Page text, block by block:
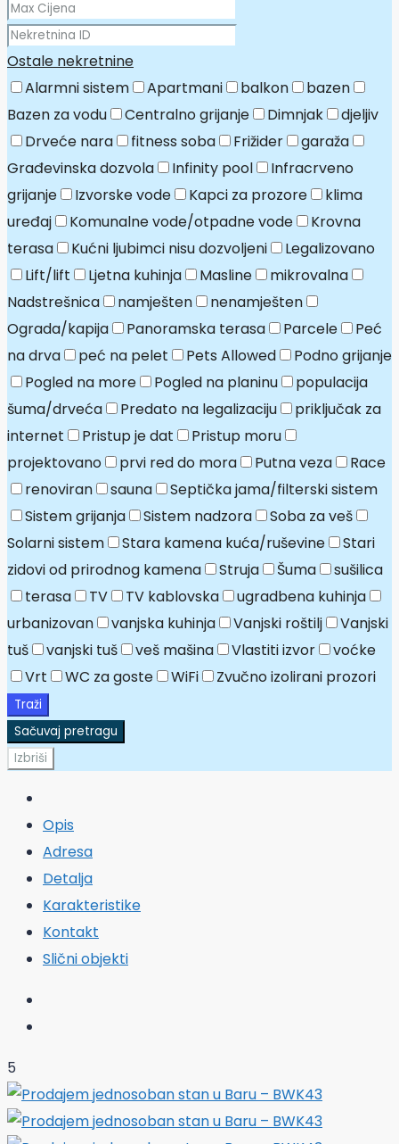
Ostale nekretnine
Alarmni sistem
Apartmani balkon
bazen
Bazen za vodu
Centralno grijanje Dimnjak
djeljiv
Drveće nara
fitness soba Frižider
garaža
Građevinska dozvola
Infinity pool
Infracrveno
grijanje
Izvorske vode Kapci za prozore
klima
uređaj
Komunalne vode/otpadne vode
Krovna
terasa
Kućni ljubimci nisu dozvoljeni
Legalizovano
Lift/lift
Ljetna kuhinja Masline
mikrovalna
Nadstrešnica
namješten
nenamješten
Ograda/kapija
Panoramska terasa Parcele
Peć
na drva
peć na pelet Pets Allowed
Podno grijanje
Pogled na more
Pogled na planinu
populacija
šuma/drveća
Predato na legalizaciju
priključak za
internet
Pristup je dat
Pristup moru
projektovano
prvi red do mora Putna veza
Race
renoviran
sauna
Septička jama/filterski sistem
Sistem grijanja
Sistem nadzora
Soba za veš
Solarni sistem
Stara kamena kuća/ruševine
Stari
zidovi od prirodnog kamena
Struja Šuma
sušilica
terasa
TV TV kablovska
ugradbena kuhinja
urbanizovan
vanjska kuhinja Vanjski roštilj
Vanjski
tuš
vanjski tuš veš mašina Vlastiti izvor
voćke
Vrt
WC za goste WiFi Zvučno izolirani prozori
Traži
Sačuvaj pretragu
Izbriši
Opis
Adresa
Detalja
Karakteristike
Kontakt
Slični objekti
5